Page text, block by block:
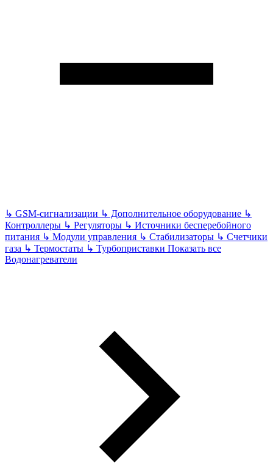
↳ GSM-сигнализации ↳ Дополнительное оборудование ↳
Контроллеры ↳ Регуляторы ↳ Источники бесперебойного
питания ↳ Модули управления ↳ Стабилизаторы ↳ Счетчики
газа ↳ Термостаты ↳ Турбоприставки Показать все
Водонагреватели